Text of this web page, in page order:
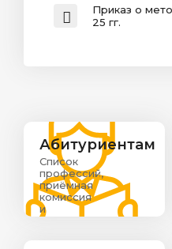
Приказ о
25 гг.
Абитуриентам
Список
профессий,
приёмная
комиссия
и
информация